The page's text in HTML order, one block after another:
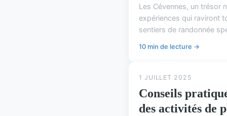
Les Cévennes, un trésor
expériences qui raviront
sentiers de randonnée
10 min de lecture →
1 JUILLET 2025
Conseils
des activités de